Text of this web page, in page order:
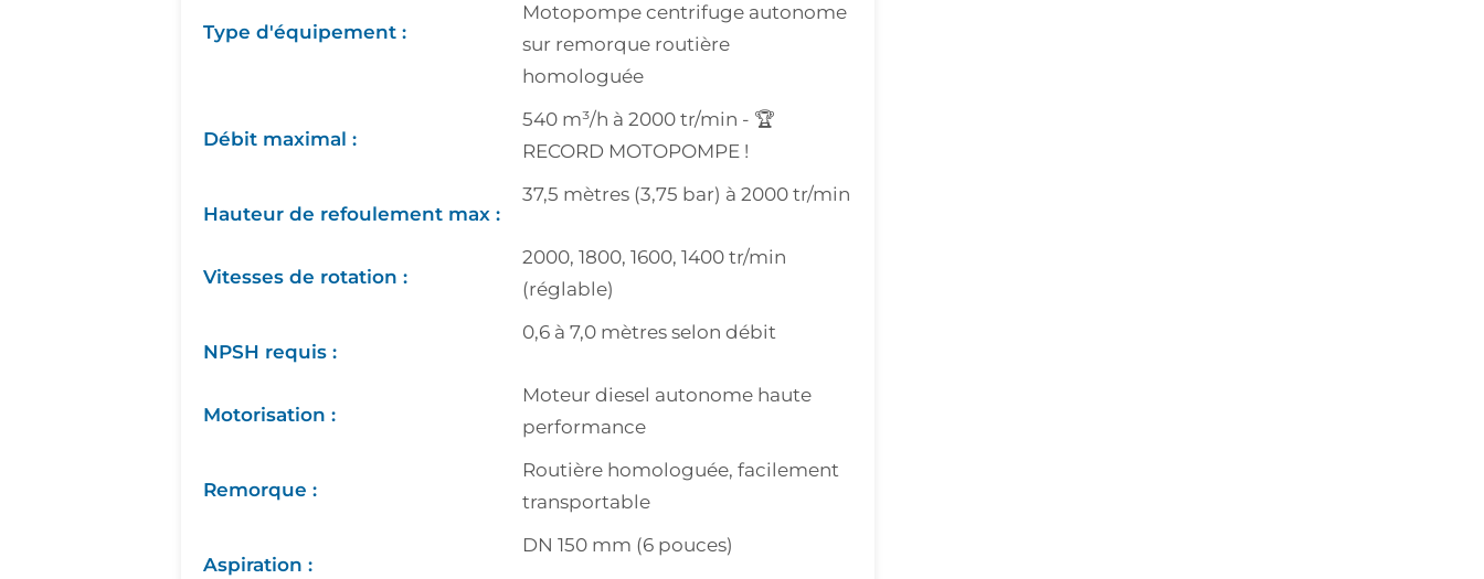
Type d'équipement :
Motopompe centrifuge autonome
sur remorque routière
homologuée
Débit maximal :
540 m³/h à 2000 tr/min - 🏆
RECORD MOTOPOMPE !
Hauteur de refoulement max :
37,5 mètres (3,75 bar) à 2000 tr/min
Vitesses de rotation :
2000, 1800, 1600, 1400 tr/min
(réglable)
NPSH requis :
0,6 à 7,0 mètres selon débit
Motorisation :
Moteur diesel autonome haute
performance
Remorque :
Routière homologuée, facilement
transportable
Aspiration :
DN 150 mm (6 pouces)